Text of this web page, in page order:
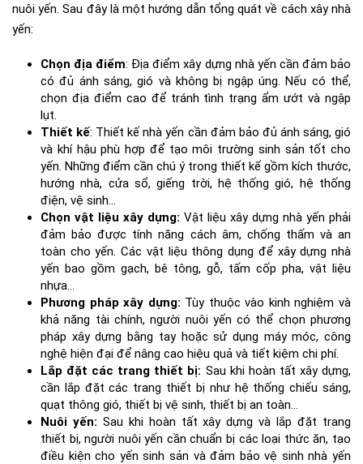
nuôi yến. Sau đây là một hướng dẫn tổng quát về cách xây nhà
yến:
Chọn địa điểm: Địa điểm xây dựng nhà yến cần đảm bảo
có đủ ánh sáng, gió và không bị ngập úng. Nếu có thể,
chọn địa điểm cao để tránh tình trạng ẩm ướt và ngập
lụt.
Thiết kế: Thiết kế nhà yến cần đảm bảo đủ ánh sáng, gió
và khí hậu phù hợp để tạo môi trường sinh sản tốt cho
yến. Những điểm cần chú ý trong thiết kế gồm kích thước,
hướng nhà, cửa sổ, giếng trời, hệ thống gió, hệ thống
điện, vệ sinh…
Chọn vật liệu xây dựng: Vật liệu xây dựng nhà yến phải
đảm bảo được tính năng cách âm, chống thấm và an
toàn cho yến. Các vật liệu thông dụng để xây dựng nhà
yến bao gồm gạch, bê tông, gỗ, tấm cốp pha, vật liệu
nhựa…
Phương pháp xây dựng: Tùy thuộc vào kinh nghiệm và
khả năng tài chính, người nuôi yến có thể chọn phương
pháp xây dựng bằng tay hoặc sử dụng máy móc, công
nghệ hiện đại để nâng cao hiệu quả và tiết kiệm chi phí.
Lắp đặt các trang thiết bị: Sau khi hoàn tất xây dựng,
cần lắp đặt các trang thiết bị như hệ thống chiếu sáng,
quạt thông gió, thiết bị vệ sinh, thiết bị an toàn…
Nuôi yến: Sau khi hoàn tất xây dựng và lắp đặt trang
thiết bị, người nuôi yến cần chuẩn bị các loại thức ăn, tạo
điều kiện cho yến sinh sản và đảm bảo vệ sinh nhà yến